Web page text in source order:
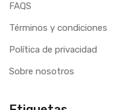
FAQS
Términos y condiciones
Política de privacidad
Sobre nosotros